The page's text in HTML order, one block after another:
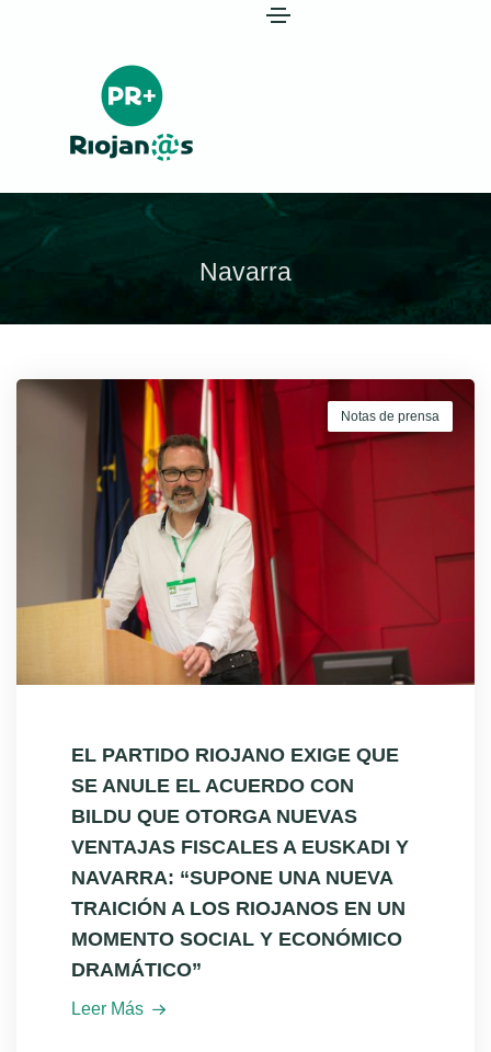
Navarra
Notas de prensa
EL PARTIDO RIOJANO EXIGE QUE
SE ANULE EL ACUERDO CON
BILDU QUE OTORGA NUEVAS
VENTAJAS FISCALES A EUSKADI Y
NAVARRA: “SUPONE UNA NUEVA
TRAICIÓN A LOS RIOJANOS EN UN
MOMENTO SOCIAL Y ECONÓMICO
DRAMÁTICO”
Leer Más